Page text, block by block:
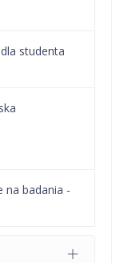
studenta
na badania -